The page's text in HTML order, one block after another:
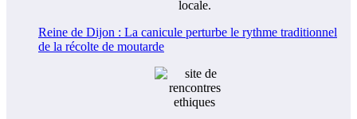
Reine de Dijon : La canicule perturbe le rythme traditionnel
de la récolte de moutarde